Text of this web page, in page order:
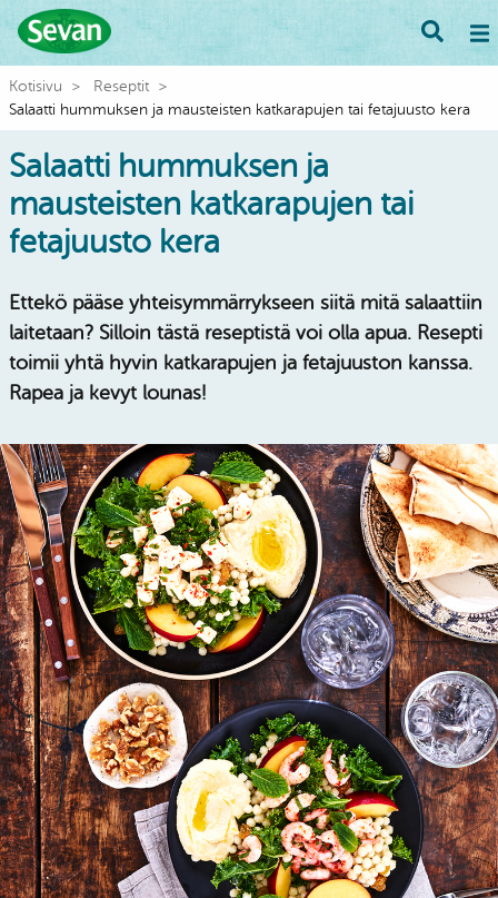
Kotisivu
Reseptit
Salaatti hummuksen ja mausteisten katkarapujen tai fetajuusto kera
Salaatti hummuksen ja
mausteisten katkarapujen tai
fetajuusto kera
Ettekö pääse yhteisymmärrykseen siitä mitä salaattiin
laitetaan? Silloin tästä reseptistä voi olla apua. Resepti
toimii yhtä hyvin katkarapujen ja fetajuuston kanssa.
Rapea ja kevyt lounas!